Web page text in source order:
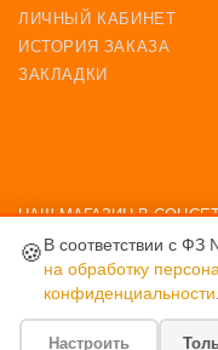
🍪 В соответствии с ФЗ
на обработку
конфиденциальности.
Настроить
ЛИЧНЫЙ КАБИНЕТ
ИСТОРИЯ ЗАКАЗА
ЗАКЛАДКИ
НАШ МАГАЗИН В